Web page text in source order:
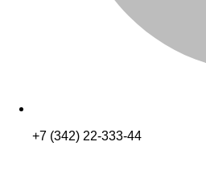
+7 (342) 22-333-44